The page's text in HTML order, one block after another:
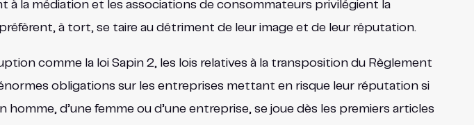
à la médiation et les associations de consommateurs privilégient la
à tort, se taire au détriment de leur image et de leur réputation.
comme la loi Sapin 2, les lois relatives à la transposition du Règlement
obligations sur les entreprises mettant en risque leur réputation si
d’une femme ou d’une entreprise, se joue dès les premiers articles